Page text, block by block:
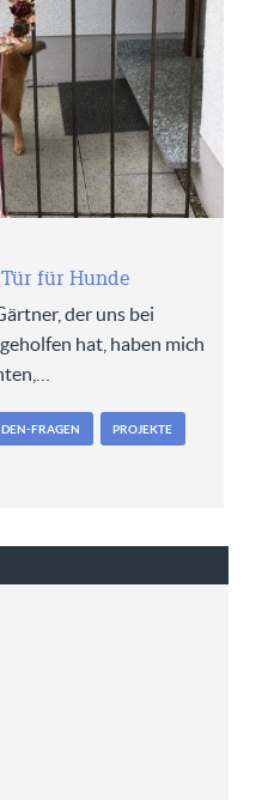
für Hunde
der uns bei
hat, haben mich
FRAGEN PROJEKTE